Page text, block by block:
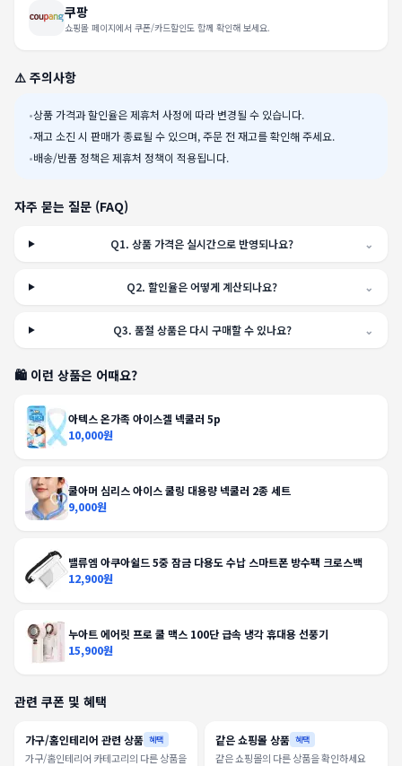
쿠팡
쇼핑몰 페이지에서 쿠폰/카드할인도 함께 확인해 보세요.
⚠️ 주의사항
•상품 가격과 할인율은 제휴처 사정에 따라 변경될 수 있습니다.
•재고 소진 시 판매가 종료될 수 있으며, 주문 전 재고를 확인해 주세요.
•배송/반품 정책은 제휴처 정책이 적용됩니다.
자주 묻는 질문 (FAQ)
Q1.상품 가격은 실시간으로 반영되나요? ⌄
Q2.할인율은 어떻게 계산되나요? ⌄
Q3. 품절 상품은 다시 구매할 수 있나요? ⌄
🛍️ 이런 상품은 어때요?
아텍스 온가족 아이스겔 넥쿨러 5p
10,000원
쿨아머 심리스 아이스 쿨링 대용량 넥쿨러 2종 세트
9,000원
밸류엠 아쿠아쉴드 5중 잠금 다용도 수납 스마트폰 방수팩 크로스백
12,900원
누아트 에어릿 프로 쿨 맥스 100단 급속 냉각 휴대용 선풍기
15,900원
관련 쿠폰 및 혜택
가구/홈인테리어 관련 상품 혜택
가구/홈인테리어 카테고리의 다른 상품을
같은 쇼핑몰 상품 혜택
같은 쇼핑몰의 다른 상품을 확인하세요